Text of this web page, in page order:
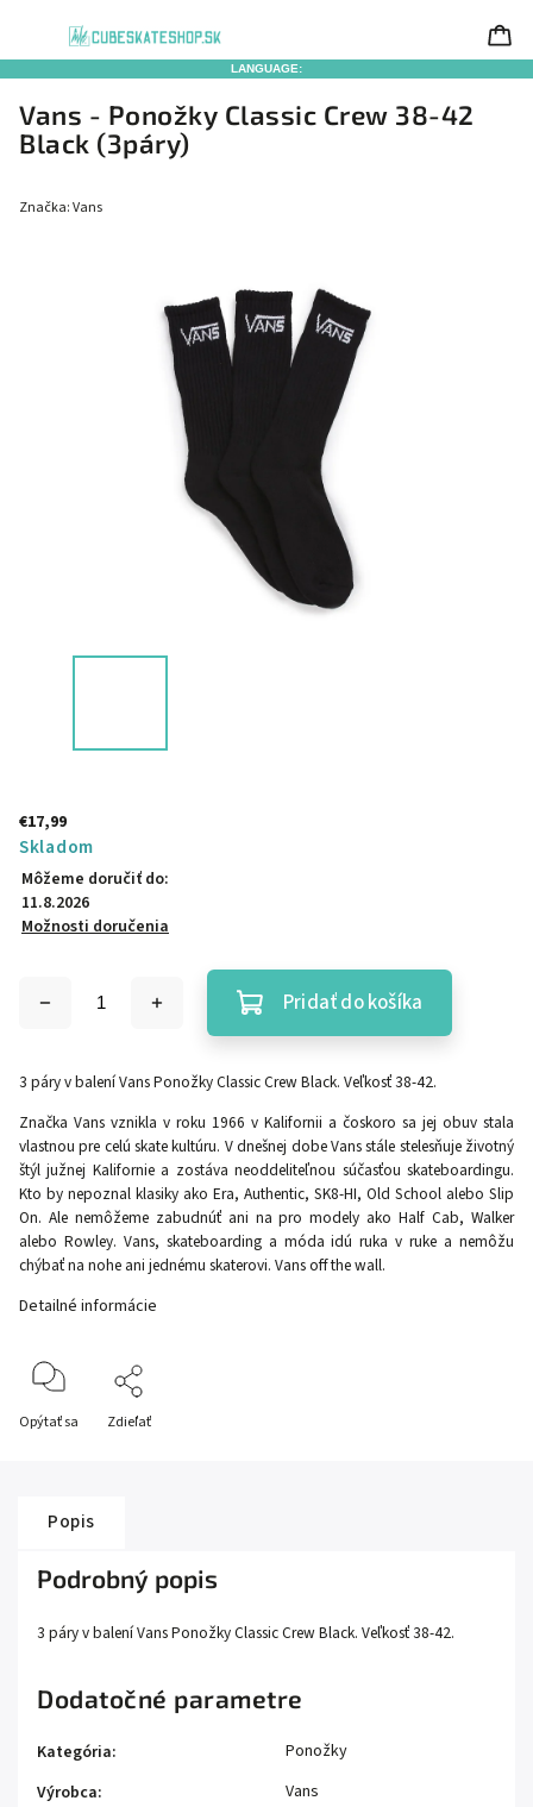
LANGUAGE:
Vans - Ponožky Classic Crew 38-42
Black (3páry)
Značka:Vans
€17,99
Skladom
Môžeme doručiť do:
11.8.2026
Možnosti doručenia
Pridať do košíka
3 páry v balení Vans Ponožky Classic Crew Black. Veľkosť 38-42.
Značka Vans vznikla v roku 1966 v Kalifornii a čoskoro sa jej obuv stala
vlastnou pre celú skate kultúru. V dnešnej dobe Vans stále stelesňuje životný
štýl južnej Kalifornie a zostáva neoddeliteľnou súčasťou skateboardingu.
Kto by nepoznal klasiky ako Era, Authentic, SK8-HI, Old School alebo Slip
On. Ale nemôžeme zabudnúť ani na pro modely ako Half Cab, Walker
alebo Rowley. Vans, skateboarding a móda idú ruka v ruke a nemôžu
chýbať na nohe ani jednému skaterovi. Vans off the wall.
Detailné informácie
Opýtať sa Zdieľať
Popis
Podrobný popis
3 páry v balení Vans Ponožky Classic Crew Black. Veľkosť 38-42.
Dodatočné parametre
Kategória:
Ponožky
Výrobca: Vans